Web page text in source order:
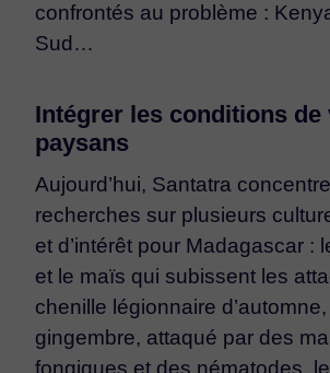
confrontés au problème :
Sud…
Intégrer les conditions de
paysans
Aujourd’hui, Santatra
recherches sur plusieurs
et d’intérêt pour Madagascar :
et le maïs qui subissent les
chenille légionnaire d’automne,
gingembre, attaqué par des
fongiques et des nématodes,